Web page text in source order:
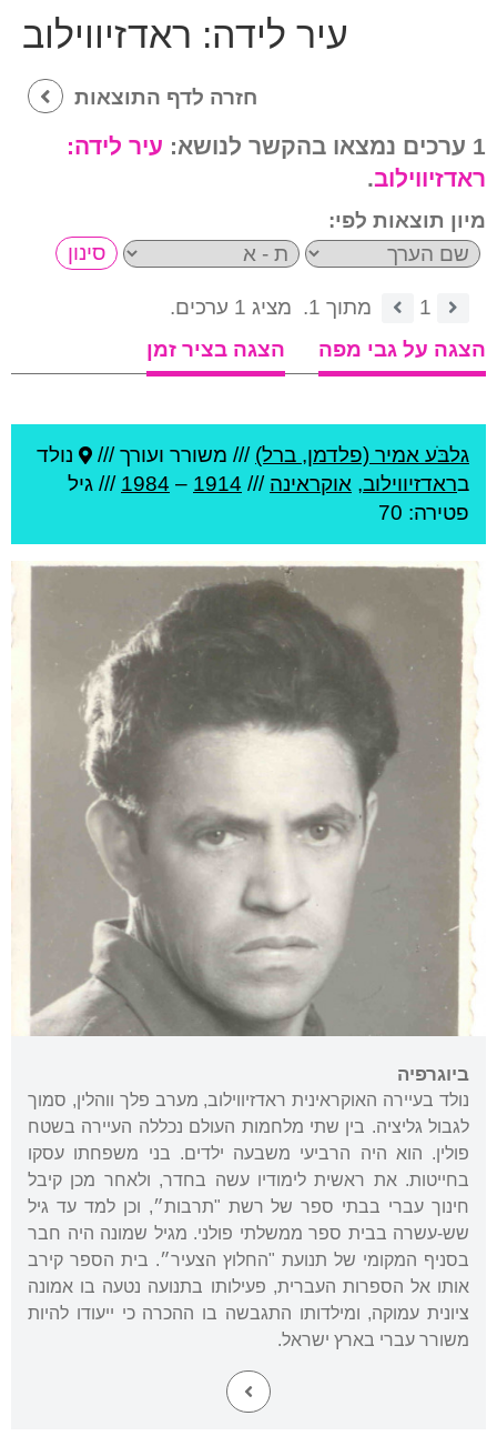
עיר לידה: ראדזיווילוב
חזרה לדף התוצאות
1 ערכים נמצאו בהקשר לנושא:
עיר לידה:
ראדזיווילוב.
מיון תוצאות לפי:
1 מתוך 1.
מציג 1 ערכים.
הצגה על גבי מפה
הצגה בציר זמן
גלבֹּע אמיר (פלדמן, ברל) /// משורר ועורך ///
נולד
בראדזיווילוב, אוקראינה ///
1914
–
1984 /// גיל
פטירה: 70
ביוגרפיה
נולד בעיירה האוקראינית ראדזיווילוב, מערב פלך ווהלין, סמוך
לגבול גליציה. בין שתי מלחמות העולם נכללה העיירה בשטח
פולין. הוא היה הרביעי משבעה ילדים. בני משפחתו עסקו
בחייטות. את ראשית לימודיו עשה בחדר, ולאחר מכן קיבל
חינוך עברי בבתי ספר של רשת "תרבות״, וכן למד עד גיל
שש-עשרה בבית ספר ממשלתי פולני. מגיל שמונה היה חבר
בסניף המקומי של תנועת "החלוץ הצעיר״. בית הספר קירב
אותו אל הספרות העברית, פעילותו בתנועה נטעה בו אמונה
ציונית עמוקה, ומילדותו התגבשה בו ההכרה כי ייעודו להיות
משורר עברי בארץ ישראל.